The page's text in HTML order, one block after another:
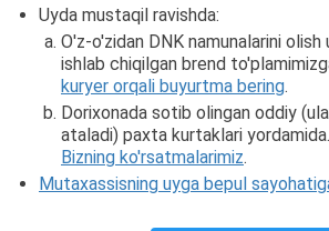
Uyda mustaqil ravishda:
O'z-o'zidan DNK namunalarini olish
ishlab chiqilgan brend
kuryer orqali buyurtma bering.
Dorixonada sotib olingan oddiy
ataladi) paxta kurtaklari yordamida.
Bizning ko'rsatmalarimiz.
Mutaxassisning uyga bepul